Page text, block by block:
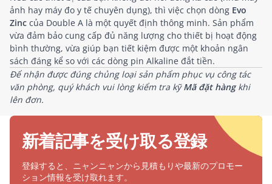
ảnh hay máy đo y tế chuyên dụng), thì việc chọn dòng Evo
Zinc của Double A là một quyết định thông minh. Sản phẩm
vừa đảm bảo cung cấp đủ năng lượng cho thiết bị hoạt động
bình thường, vừa giúp bạn tiết kiệm được một khoản ngân
sách đáng kể so với các dòng pin Alkaline đắt tiền.
Để nhận được đúng chủng loại sản phẩm phục vụ công tác
văn phòng, quý khách vui lòng kiểm tra kỹMã đặt hàngkhi
lên đơn.
新着記事を受け取る登録
登録すると、ニャンニャンから見積もりや最新のプロモー
ション情報を受け取れます。